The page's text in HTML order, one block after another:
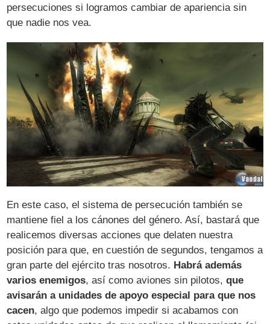
persecuciones si logramos cambiar de apariencia sin
que nadie nos vea.
En este caso, el sistema de persecución también se
mantiene fiel a los cánones del género. Así, bastará que
realicemos diversas acciones que delaten nuestra
posición para que, en cuestión de segundos, tengamos a
gran parte del ejército tras nosotros. Habrá además
varios enemigos, así como aviones sin pilotos,que
avisarán a unidades de apoyo especial para que nos
cacen, algo que podemos impedir si acabamos con